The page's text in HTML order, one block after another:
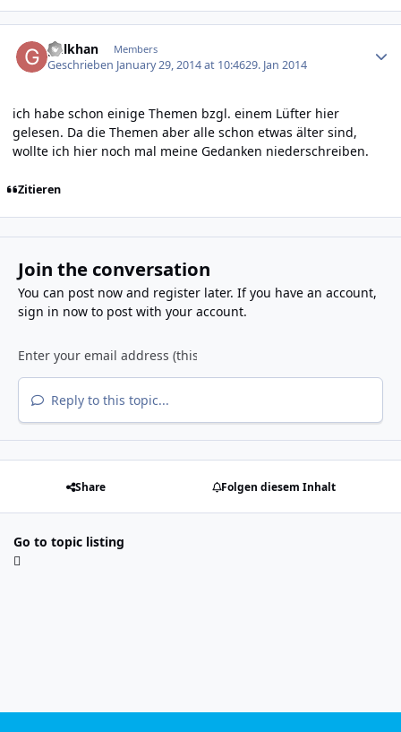
gulkhan Members
Geschrieben January 29, 2014 at 10:4629. Jan 2014
ich habe schon einige Themen bzgl. einem Lüfter hier
gelesen. Da die Themen aber alle schon etwas älter sind,
wollte ich hier noch mal meine Gedanken niederschreiben.
Zitieren
Join the conversation
You can post now and register later. If you have an account,
sign in nowto post with your account.
Reply to this topic...
Share Folgen diesem Inhalt
Go to topic listing